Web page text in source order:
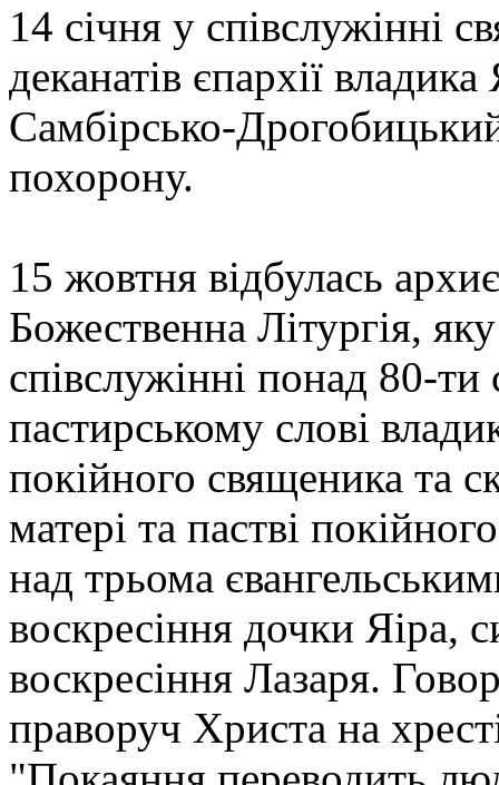
14 січня у співслужінні
деканатів єпархії
Самбірсько-
похорону.
15 жовтня відбулась
Божественна Літургія,
співслужінні понад 80-
пастирському слові
покійного священика та
матері та пастві
над трьома
воскресіння дочки Яіра,
воскресіння Лазаря.
праворуч Христа на